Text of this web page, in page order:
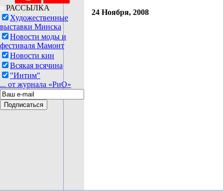
РАССЫЛКА
Художественные
выставки Минска
Новости моды и
фестиваля Мамонт
Новости кин
Всякая всячина
"Интим"
... от журнала «РиО»
24 Ноября, 2008